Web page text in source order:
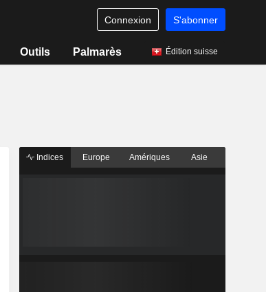
Connexion S'abonner
Outils Palmarès Édition suisse
Indices Europe Amériques Asie